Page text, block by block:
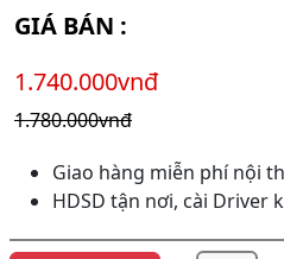
GIÁ BÁN :
1.740.000vnđ
1.780.000vnđ
Giao hàng miễn phí nội
HDSD tận nơi, cài Driver